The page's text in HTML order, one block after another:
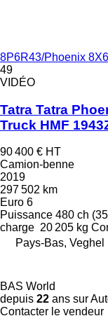
8P6R43/Phoenix
49
VIDÉO
Tatra Tatra
Truck HMF
90 400 € HT
Camion-benne
2019
297 502 km
Euro 6
Puissance 480 ch
charge 20 205 kg
Pays-Bas, Veghel
BAS World
depuis 22 ans sur
Contacter le vendeur